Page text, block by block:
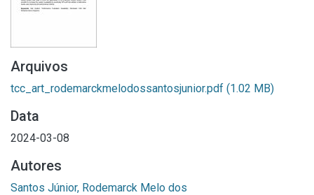
Arquivos
tcc_art_rodemarckmelodossantosjunior.pdf (1.02 MB)
Data
2024-03-08
Autores
Santos Júnior, Rodemarck Melo dos